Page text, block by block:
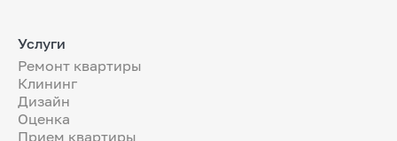
Услуги
Ремонт квартиры
Клининг
Дизайн
Оценка
Прием квартиры